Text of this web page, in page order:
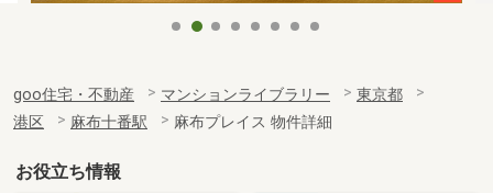
goo住宅・不動産 マンションライブラリー
東京都
港区
麻布十番駅 麻布プレイス 物件詳細
お役立ち情報